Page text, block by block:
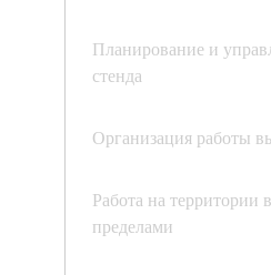
Планирование и
стенда
Организация работы
Работа на территории
пределами